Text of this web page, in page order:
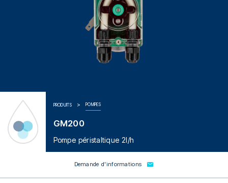
PRODUITS POMPES
GM200
Pompe péristaltique 2l/h
Demande d'informations